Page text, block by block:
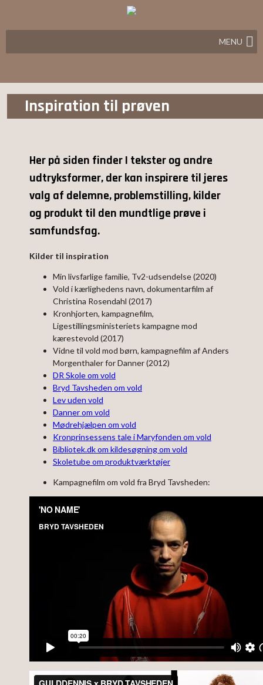
MENU
Inspiration til prøven
Her på siden finder I tekster og andre
udtryksformer, der kan inspirere til jeres
valg af delemne, problemstilling, kilder
og produkt til den mundtlige prøve i
samfundsfag.
Kilder til inspiration
Min livsfarlige familie, Tv2-udsendelse (2020)
Vold i kærlighedens navn, dokumentarfilm af
Christina Rosendahl (2017)
Kronhjorten, kampagnefilm,
Ligestillingsministeriets kampagne mod
kærestevold (2017)
Vidne til vold mod børn, kampagnefilm af Anders
Morgenthaler for Danner (2012)
DR Skole om vold
Bryd Tavsheden om vold
Lev uden vold
Danner om vold
Mødrehjælpen om vold
Kronprinsessens tale i Maryfonden om vold
Bibliotek.dk om kildesøgning om vold
Skoletube om produktværktøjer
Kampagnefilm om vold fra Bryd Tavsheden: